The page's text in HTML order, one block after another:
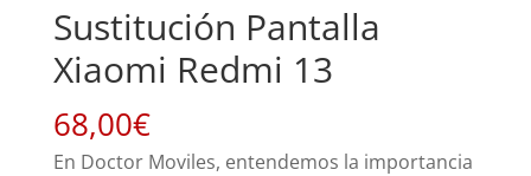
Sustitución Pantalla
Xiaomi Redmi 13
68,00€
En Doctor Moviles, entendemos la importancia